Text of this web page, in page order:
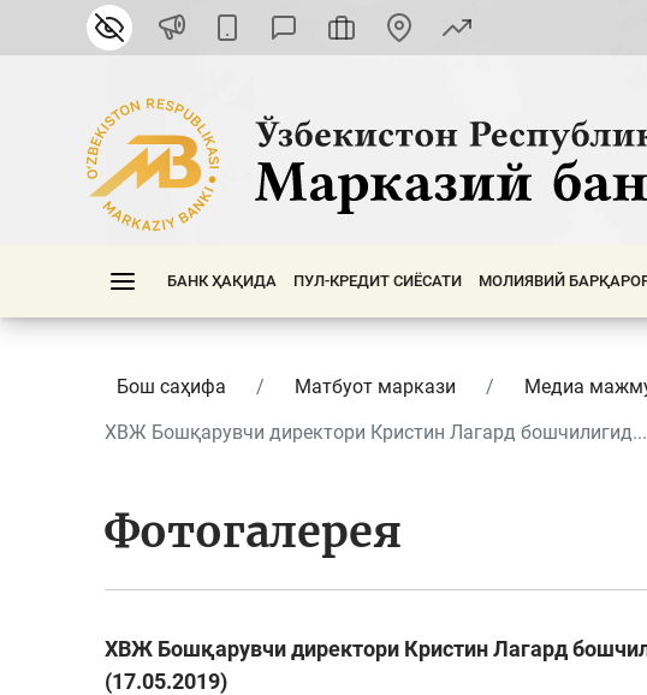
БАНК ҲАҚИДА ПУЛ-КРЕДИТ СИЁСАТИ МОЛИЯВИЙ
Бош саҳифа Матбуот маркази Медиа
ХВЖ Бошқарувчи директори Кристин Лагард бошчилигид...
Фотогалерея
ХВЖ Бошқарувчи директори Кристин Лагард
(17.05.2019)